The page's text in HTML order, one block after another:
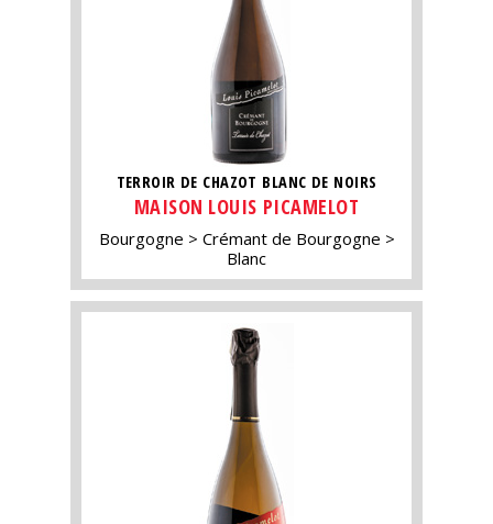
TERROIR DE CHAZOT BLANC DE NOIRS
MAISON LOUIS PICAMELOT
Bourgogne
Crémant de Bourgogne
Blanc